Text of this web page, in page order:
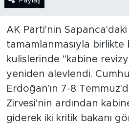
AK Parti'nin Sapanca'daki
tamamlanmasıyla birlikte
kulislerinde "kabine
yeniden alevlendi.
Erdoğan'ın 7-8
Zirvesi'nin ardından
giderek iki kritik bakanı
DİNİ
POLİTİKA
EKONOMİ
KÜLTÜR SANAT